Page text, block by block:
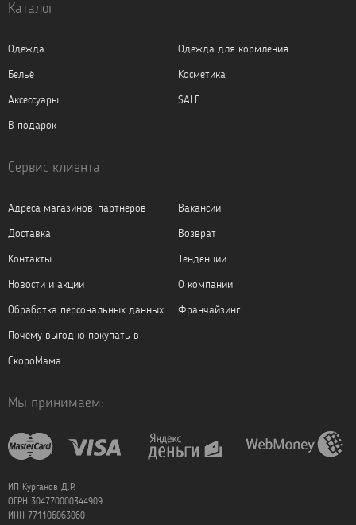
Каталог
Одежда
Одежда для кормления
Бельё
Косметика
Аксессуары
SALE
В подарок
Сервис клиента
Адреса магазинов-партнеров
Вакансии
Доставка
Возврат
Контакты
Тенденции
Новости и акции
О компании
Обработка персональных данных
Франчайзинг
Почему выгодно покупать в
СкороМама
Мы принимаем:
ИП Курганов Д.Р.
ОГРН 304770000344909
ИНН 771106063060